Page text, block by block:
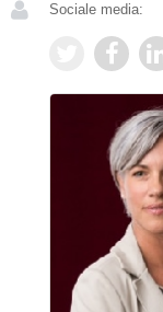
Sociale media: